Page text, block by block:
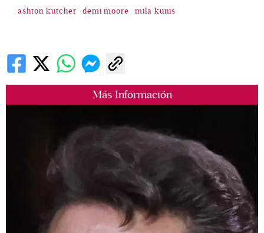
Más Información
ashton kutcher demi moore mila kunis